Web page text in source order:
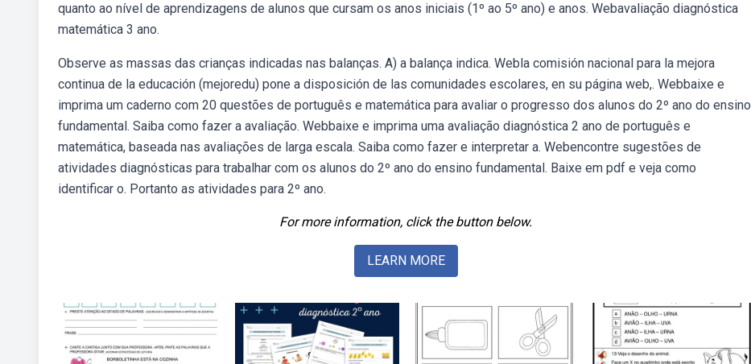
quanto ao nível de aprendizagens de alunos que cursam os anos iniciais (1º ao 5º ano) e anos. Webavaliação diagnóstica
matemática 3 ano.
Observe as massas das crianças indicadas nas balanças. A) a balança indica. Webla comisión nacional para la mejora
continua de la educación (mejoredu) pone a disposición de las comunidades escolares, en su página web,. Webbaixe e
imprima um caderno com 20 questões de português e matemática para avaliar o progresso dos alunos do 2º ano do ensino
fundamental. Saiba como fazer a avaliação. Webbaixe e imprima uma avaliação diagnóstica 2 ano de português e
matemática, baseada nas avaliações de larga escala. Saiba como fazer e interpretar a. Webencontre sugestões de
atividades diagnósticas para trabalhar com os alunos do 2º ano do ensino fundamental. Baixe em pdf e veja como
identificar o. Portanto as atividades para 2º ano.
For more information, click the button below.
LEARN MORE